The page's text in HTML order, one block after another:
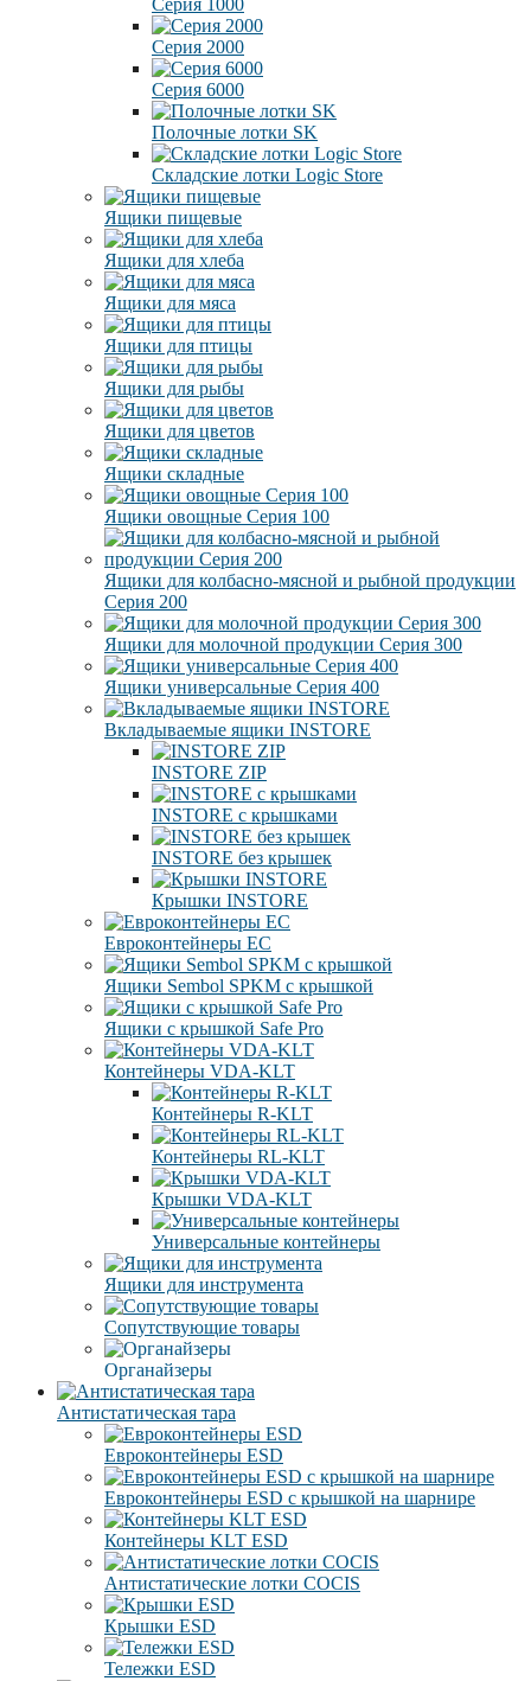
Серия 1000
Серия 2000
Серия 6000
Полочные лотки SK
Складские лотки Logic Store
Ящики пищевые
Ящики для хлеба
Ящики для мяса
Ящики для птицы
Ящики для рыбы
Ящики для цветов
Ящики складные
Ящики овощные Серия 100
Ящики для колбасно-мясной и рыбной продукции
Серия 200
Ящики для молочной продукции Серия 300
Ящики универсальные Серия 400
Вкладываемые ящики INSTORE
INSTORE ZIP
INSTORE с крышками
INSTORE без крышек
Крышки INSTORE
Евроконтейнеры ЕC
Ящики Sembol SPKM с крышкой
Ящики с крышкой Safe Pro
Контейнеры VDA-KLT
Контейнеры R-KLT
Контейнеры RL-KLT
Крышки VDA-KLT
Универсальные контейнеры
Ящики для инструмента
Сопутствующие товары
Органайзеры
Антистатическая тара
Eвроконтейнеры ЕSD
Евроконтейнеры ESD с крышкой на шарнире
Контейнеры KLT ESD
Антистатические лотки COCIS
Крышки ESD
Тележки ESD